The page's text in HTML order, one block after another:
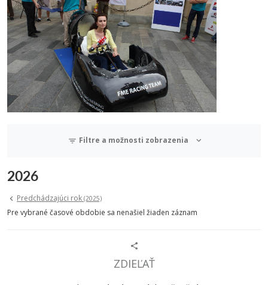
Filtre a možnosti zobrazenia
2026
Predchádzajúci rok (2025)
Pre vybrané časové obdobie sa nenašiel žiaden záznam
ZDIEĽAŤ